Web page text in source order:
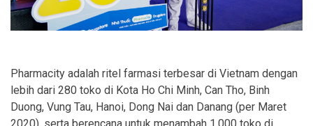
Pharmacity adalah ritel farmasi terbesar di Vietnam dengan
lebih dari 280 toko di Kota Ho Chi Minh, Can Tho, Binh
Duong, Vung Tau, Hanoi, Dong Nai dan Danang (per Maret
2020), serta berencana untuk menambah 1.000 toko di